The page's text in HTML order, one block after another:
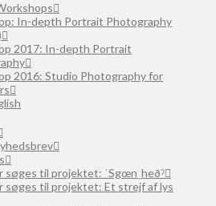
In-depth Portrait Photography
2017: In-depth Portrait
2016: Studio Photography for
søges til projektet: ˈSgœnˌheðˀ
søges til projektet: Et strejf af lys